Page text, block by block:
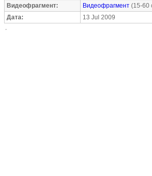
Видеофрагмент:
Видеофрагмент (15-60
Дата:
13 Jul 2009